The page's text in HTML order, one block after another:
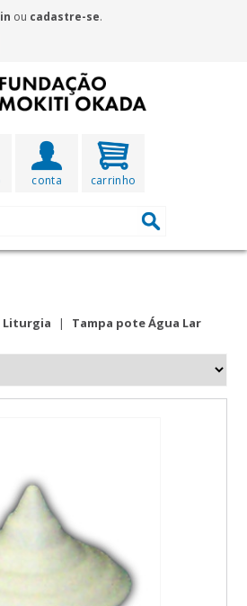
ou cadastre-se.
carrinho
conta
Liturgia | Tampa pote Água Lar